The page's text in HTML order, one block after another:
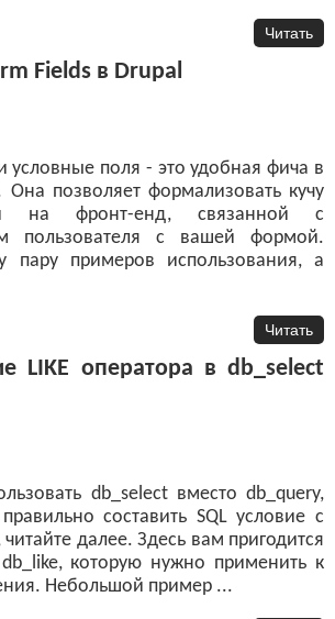
Читать
Fields в Drupal
условные поля - это удобная фича в
Она позволяет формализовать кучу
на фронт-енд, связанной с
пользователя с вашей формой.
пару примеров использования, а
Читать
LIKE оператора в db_select
db_select вместо db_query,
составить SQL условие с
далее. Здесь вам пригодится
которую нужно применить к
Небольшой пример ...